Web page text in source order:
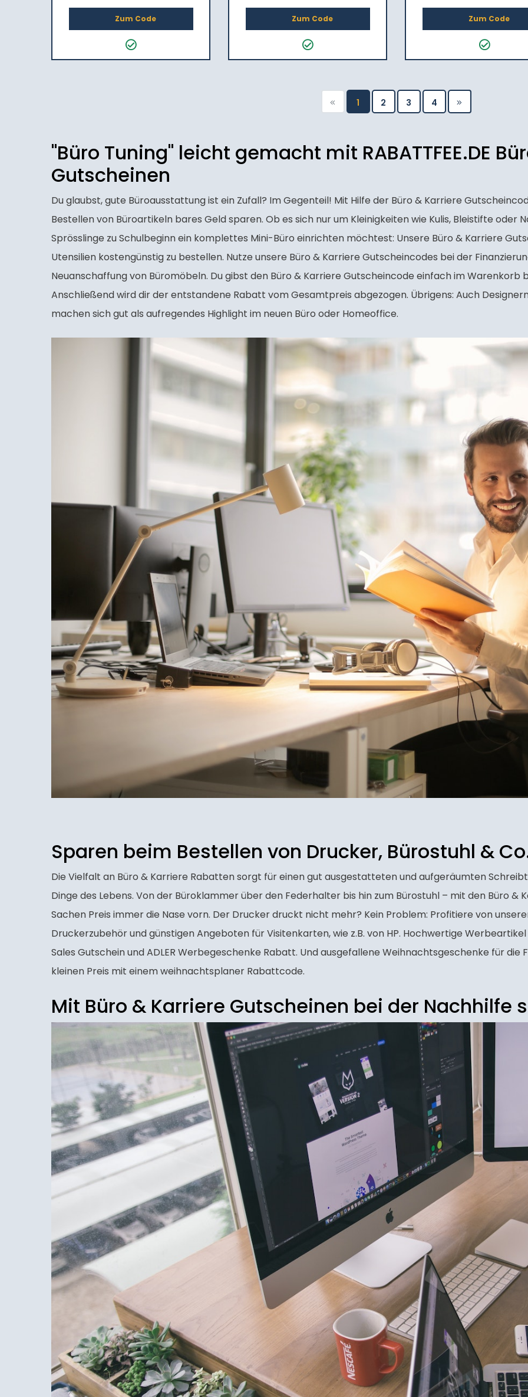
Zum Code Zum Code Zum Code
1 2 3 4
"Büro Tuning" leicht gemacht mit RABATTFEE.DE
Gutscheinen
Du glaubst, gute Büroausstattung ist ein Zufall? Im Gegenteil! Mit Hilfe der Büro & Karriere
Bestellen von Büroartikeln bares Geld sparen. Ob es sich nur um Kleinigkeiten wie Kulis, Bleistifte oder
Sprösslinge zu Schulbeginn ein komplettes Mini-Büro einrichten möchtest: Unsere Büro & Karriere
Utensilien kostengünstig zu bestellen. Nutze unsere Büro & Karriere Gutscheincodes bei der
Neuanschaffung von Büromöbeln. Du gibst den Büro & Karriere Gutscheincode einfach im Warenkorb
Anschließend wird dir der entstandene Rabatt vom Gesamtpreis abgezogen. Übrigens: Auch
machen sich gut als aufregendes Highlight im neuen Büro oder Homeoffice.
Sparen beim Bestellen von Drucker, Bürostuhl &
Die Vielfalt an Büro & Karriere Rabatten sorgt für einen gut ausgestatteten und aufgeräumten
Dinge des Lebens. Von der Büroklammer über den Federhalter bis hin zum Bürostuhl – mit den Büro &
Sachen Preis immer die Nase vorn. Der Drucker druckt nicht mehr? Kein Problem: Profitiere von
Druckerzubehör und günstigen Angeboten für Visitenkarten, wie z.B. von HP. Hochwertige
Sales Gutschein und ADLER Werbegeschenke Rabatt. Und ausgefallene Weihnachtsgeschenke für
kleinen Preis mit einem weihnachtsplaner Rabattcode.
Mit Büro & Karriere Gutscheinen bei der Nachhilfe